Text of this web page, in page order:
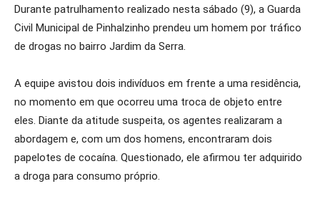
Durante patrulhamento realizado nesta sábado (9), a Guarda
Civil Municipal de Pinhalzinho prendeu um homem por tráfico
de drogas no bairro Jardim da Serra.
A equipe avistou dois indivíduos em frente a uma residência,
no momento em que ocorreu uma troca de objeto entre
eles. Diante da atitude suspeita, os agentes realizaram a
abordagem e, com um dos homens, encontraram dois
papelotes de cocaína. Questionado, ele afirmou ter adquirido
a droga para consumo próprio.